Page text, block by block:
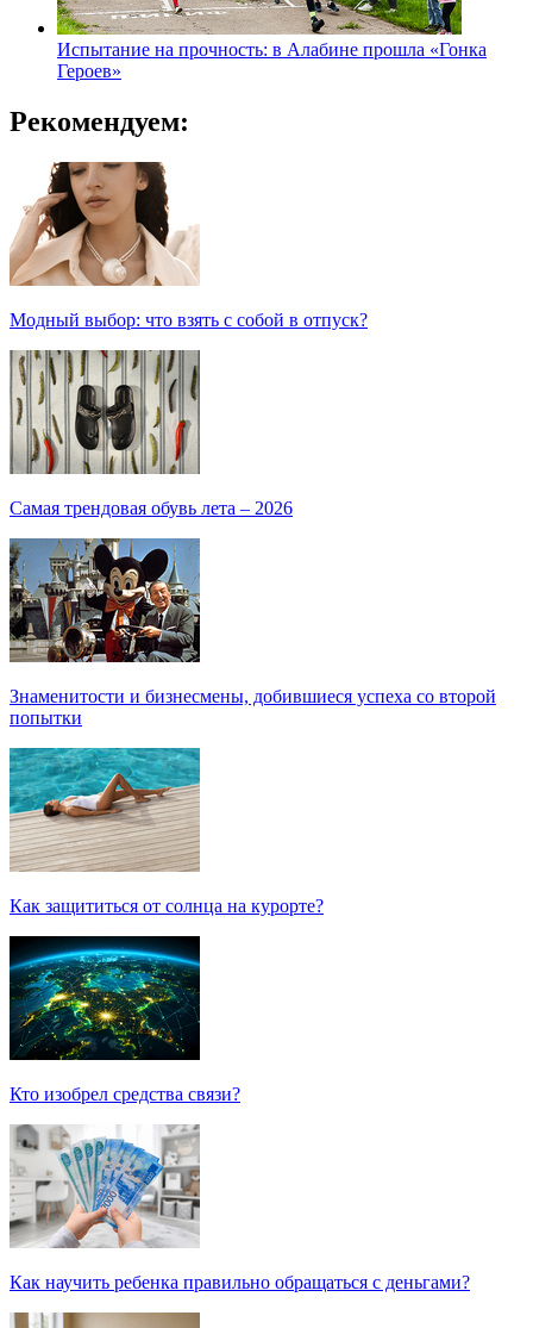
Испытание на прочность: в Алабине прошла «Гонка
Героев»
Рекомендуем:
Модный выбор: что взять с собой в отпуск?
Самая трендовая обувь лета – 2026
Знаменитости и бизнесмены, добившиеся успеха со второй
попытки
Как защититься от солнца на курорте?
Кто изобрел средства связи?
Как научить ребенка правильно обращаться с деньгами?